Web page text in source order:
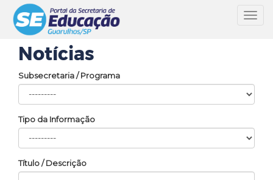
Notícias
Subsecretaria / Programa
Tipo da Informação
Título / Descrição